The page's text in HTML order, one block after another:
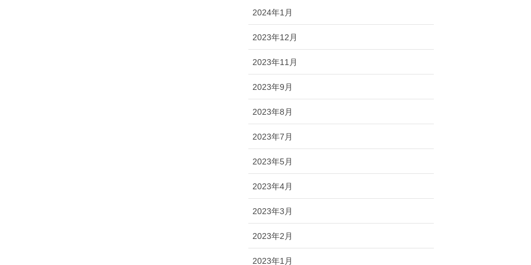
2024年1月
2023年12月
2023年11月
2023年9月
2023年8月
2023年7月
2023年5月
2023年4月
2023年3月
2023年2月
2023年1月